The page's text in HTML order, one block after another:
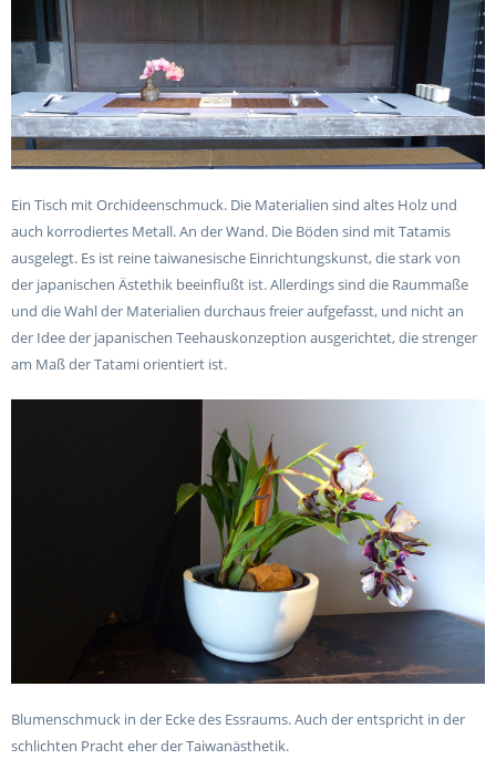
Ein Tisch mit Orchideenschmuck. Die Materialien sind altes Holz und
auch korrodiertes Metall. An der Wand. Die Böden sind mit Tatamis
ausgelegt. Es ist reine taiwanesische Einrichtungskunst, die stark von
der japanischen Ästethik beeinflußt ist. Allerdings sind die Raummaße
und die Wahl der Materialien durchaus freier aufgefasst, und nicht an
der Idee der japanischen Teehauskonzeption ausgerichtet, die strenger
am Maß der Tatami orientiert ist.
Blumenschmuck in der Ecke des Essraums. Auch der entspricht in der
schlichten Pracht eher der Taiwanästhetik.